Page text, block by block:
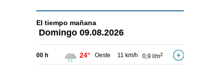
El tiempo mañana
Domingo 09.08.2026
00 h 24° Oeste 11 km/h 0,9 l/m2